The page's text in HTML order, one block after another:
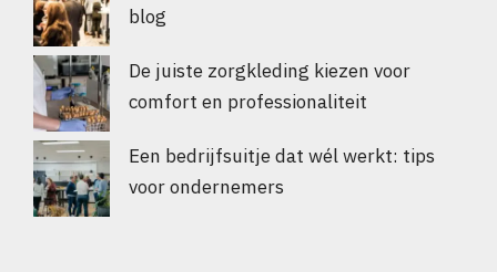
blog
De juiste zorgkleding kiezen voor
comfort en professionaliteit
Een bedrijfsuitje dat wél werkt: tips
voor ondernemers